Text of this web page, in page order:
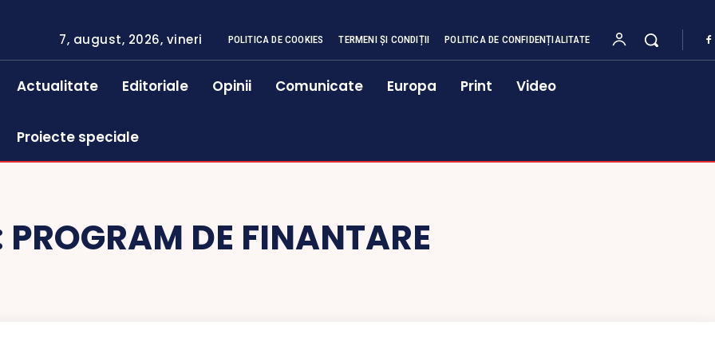
7, august, 2026, vineri POLITICA DE COOKIES TERMENI ȘI CONDIȚII POLITICA DE CONFIDENȚIALITATE
Actualitate Editoriale Opinii Comunicate Europa Print Video
Proiecte speciale
PROGRAM DE FINANTARE